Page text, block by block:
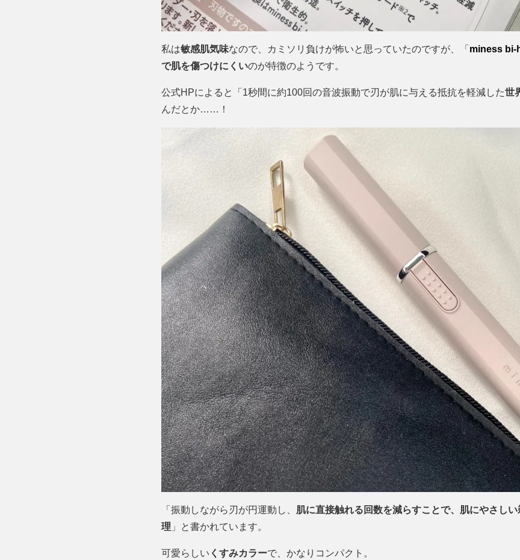
私は敏感肌気味なので、カミソリ負けが怖いと思っていたのですが、「 miness bi-
で肌を傷つけにくいのが特徴のようです。
公式HPによると「1秒間に約100回の音波振動で刃が肌に与える抵抗を軽減した世
んだとか……！
「振動しながら刃が円運動し、 肌に直接触れる回数を減らすことで、肌にやさし
理 」と書かれています。
可愛らしい くすみカラーで、かなりコンパクト。